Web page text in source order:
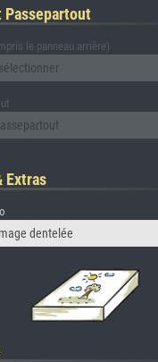
Passepartout
le panneau arrière)
Extras
dentelée